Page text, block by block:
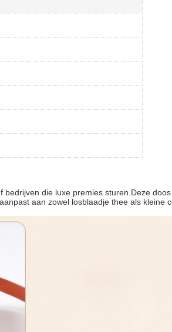
die luxe premies sturen.Deze
aan zowel losblaadje thee als kleine